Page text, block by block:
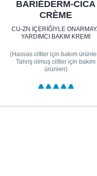
BARIÉDERM-CICA
CRÈME
CU-ZN IÇERIĞIYLE
YARDIMCI BAKIM KREMI
(Hassas ciltler için bakım
Tahriş olmuş ciltler için bakım
ürünleri)